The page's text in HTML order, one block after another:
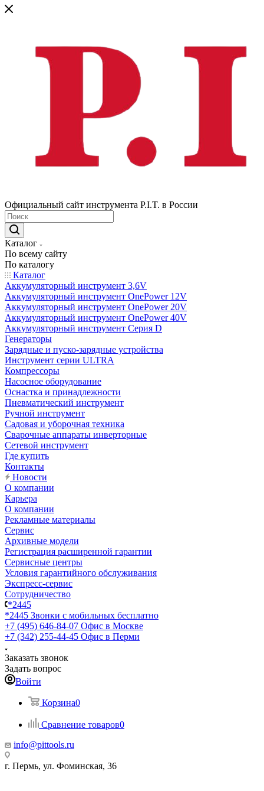
Официальный сайт инструмента P.I.T. в России
Каталог
По всему сайту
По каталогу
Каталог
Аккумуляторный инструмент 3,6V
Аккумуляторный инструмент OnePower 12V
Аккумуляторный инструмент OnePower 20V
Аккумуляторный инструмент OnePower 40V
Аккумуляторный инструмент Серия D
Генераторы
Зарядные и пуско-зарядные устройства
Инструмент серии ULTRA
Компрессоры
Насосное оборудование
Оснастка и принадлежности
Пневматический инструмент
Ручной инструмент
Садовая и уборочная техника
Сварочные аппараты инверторные
Сетевой инструмент
Где купить
Контакты
Новости
О компании
Карьера
О компании
Рекламные материалы
Сервис
Архивные модели
Регистрация расширенной гарантии
Сервисные центры
Условия гарантийного обслуживания
Экспресс-сервис
Сотрудничество
*2445
*2445 Звонки с мобильных бесплатно
+7 (495) 646-84-07 Офис в Москве
+7 (342) 255-44-45 Офис в Перми
Заказать звонок
Задать вопрос
Войти
Корзина0
Сравнение товаров0
info@pittools.ru
г. Пермь, ул. Фоминская, 36